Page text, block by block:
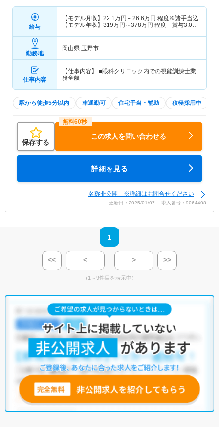
給与
【モデル月収】 22.1万円～26.6万円 程度※諸手当込
【モデル年収】 319万円～378万円 程度 賞与3.0ヵ
勤務地
岡山県 玉野市
仕事内容
【仕事内容】 ■眼科クリニック内での視能訓練士業
務全般
駅から徒歩5分以内 車通勤可 住宅手当・補助 積極採用中
保存する
この求人を問い合わせる
詳細を見る
名称非公開 ※詳細はお問合せください
更新日：2025/01/07 求人番号：9064408
1
<< < > >>
（1～9件目を表示中）